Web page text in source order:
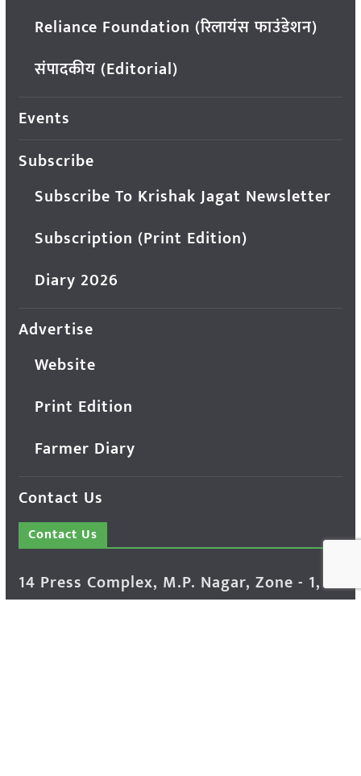
Reliance Foundation (रिलायंस फाउंडेशन)
संपादकीय (Editorial)
Events
Subscribe
Subscribe To Krishak Jagat Newsletter
Subscription (Print Edition)
Diary 2026
Advertise
Website
Print Edition
Farmer Diary
Contact Us
Contact Us
14 Press Complex, M.P. Nagar, Zone - 1,